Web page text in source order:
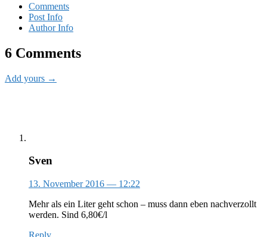
Comments
Post Info
Author Info
6 Comments
Add yours →
Sven
13. November 2016 — 12:22
Mehr als ein Liter geht schon – muss dann eben nachverzollt
werden. Sind 6,80€/l
Reply